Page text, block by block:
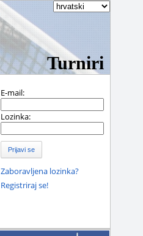
Turniri
E-mail:
Lozinka:
Prijavi se
Zaboravljena lozinka?
Registriraj se!